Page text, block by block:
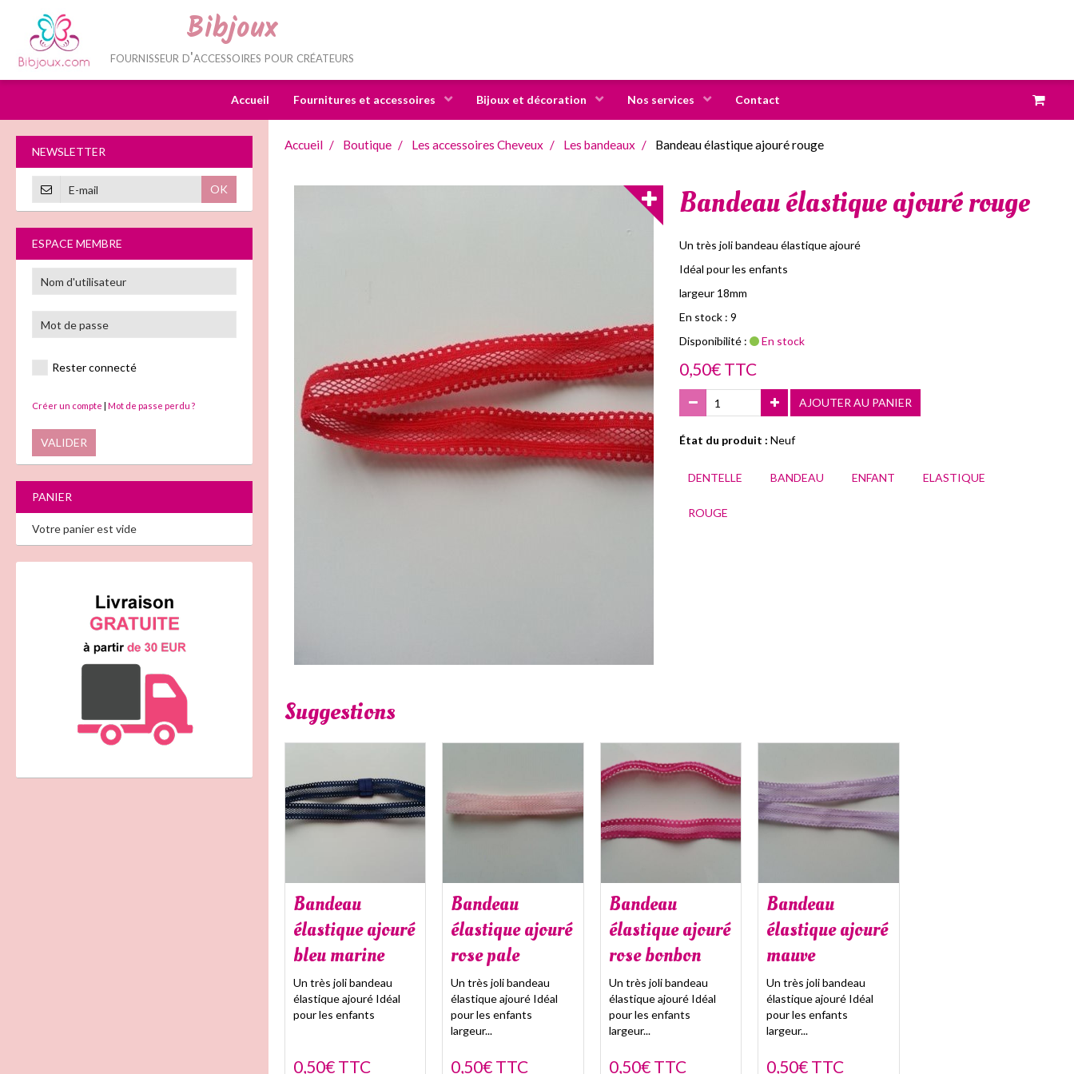
Bibjoux
fournisseur d'accessoires pour créateurs
Accueil Fournitures et accessoires Bijoux et décoration Nos services Contact
Accueil Boutique Les accessoires Cheveux Les bandeaux Bandeau élastique ajouré rouge
Bandeau élastique ajouré rouge
Un très joli bandeau élastique ajouré
Idéal pour les enfants
largeur 18mm
En stock : 9
Disponibilité :
En stock
0,50€ TTC
AJOUTER AU PANIER
État du produit : Neuf
DENTELLE BANDEAU ENFANT ELASTIQUE
ROUGE
Suggestions
Bandeau
élastique ajouré
bleu marine
Un très joli bandeau
élastique ajouré Idéal
pour les enfants
0,50€ TTC
Bandeau
élastique ajouré
rose pale
Un très joli bandeau
élastique ajouré Idéal
pour les enfants
largeur...
0,50€ TTC
Bandeau
élastique ajouré
rose bonbon
Un très joli bandeau
élastique ajouré Idéal
pour les enfants
largeur...
0,50€ TTC
Bandeau
élastique ajouré
mauve
Un très joli bandeau
élastique ajouré Idéal
pour les enfants
largeur...
0,50€ TTC
NEWSLETTER
OK
ESPACE MEMBRE
Rester connecté
Créer un compte | Mot de passe perdu ?
VALIDER
PANIER
Votre panier est vide